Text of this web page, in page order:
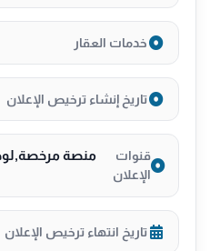
مساحه الارض الوحده ٣٣٠
🔑 عقار جاهز للمعاينة
📞 للتواصل: 0538473777-0569793111-0507008825
#عقارات #عقارات_للبيع
خدمات العقار
تاريخ إنشاء ترخيص الإعلان
قنوات
الإعلان
منصة
تاريخ انتهاء ترخيص الإعلان